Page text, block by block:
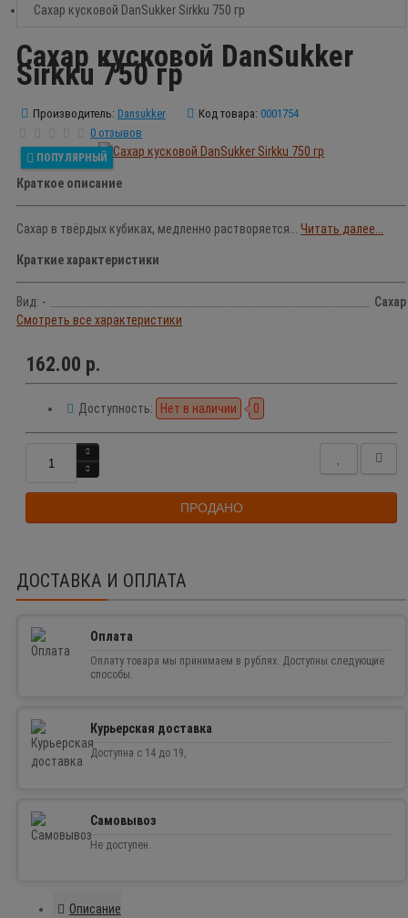
Сахар кусковой DanSukker Sirkku 750 гр
Сахар кусковой DanSukker
Sirkku 750 гр
Производитель: Dansukker Код товара: 0001754
0 отзывов
ПОПУЛЯРНЫЙ
Краткое описание
Сахар в твёрдых кубиках, медленно растворяется... Читать далее...
Краткие характеристики
Вид: -
Сахар
Смотреть все характеристики
162.00 р.
Доступность: Нет в наличии 0
ПРОДАНО
ДОСТАВКА И ОПЛАТА
Оплата
Оплату товара мы принимаем в рублях. Доступны следующие
способы.
Курьерская доставка
Доступна с 14 до 19,
Самовывоз
Не доступен.
Описание